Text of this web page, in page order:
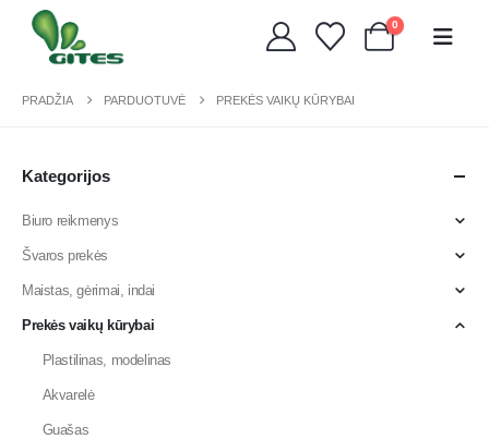
0
PRADŽIA PARDUOTUVĖ PREKĖS VAIKŲ KŪRYBAI
Kategorijos
Biuro reikmenys
Švaros prekės
Maistas, gėrimai, indai
Prekės vaikų kūrybai
Plastilinas, modelinas
Akvarelė
Guašas